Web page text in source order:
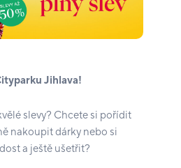
Jihlava!
slevy? Chcete si pořídit
nakoupit dárky nebo si
a ještě ušetřit?